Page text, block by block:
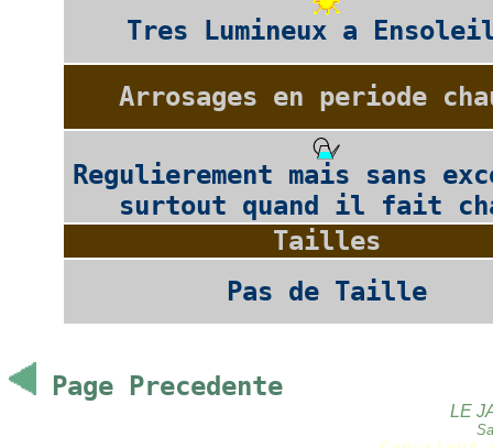
Tres Lumineux a
Arrosages en periode
Regulierement mais sans
surtout quand il fait
Tailles
Pas de Taille
Page Precedente
LE